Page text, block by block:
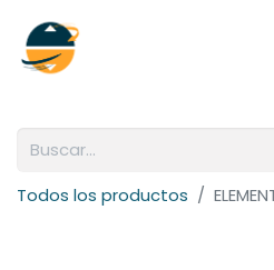
Todos los productos